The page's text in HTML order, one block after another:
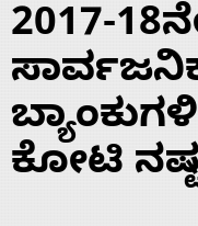
2017-
ಕೋಟಿ